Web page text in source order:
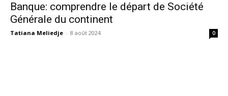
Banque: comprendre le départ de Société
Générale du continent
Tatiana Meliedje - 8 août 2024 0